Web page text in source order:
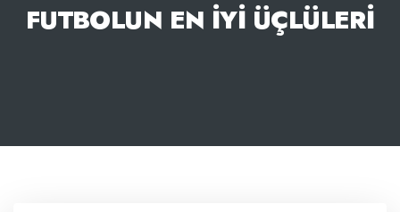
FUTBOLUN EN İYI ÜÇLÜLERI